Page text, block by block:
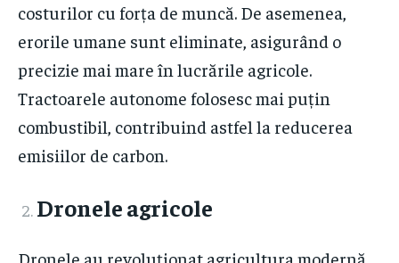
costurilor cu forța de muncă. De asemenea,
erorile umane sunt eliminate, asigurând o
precizie mai mare în lucrările agricole.
Tractoarele autonome folosesc mai puțin
combustibil, contribuind astfel la reducerea
emisiilor de carbon.
Dronele agricole
Dronele au revoluționat agricultura modernă